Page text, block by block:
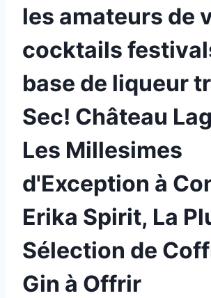
les amateurs de
cocktails
base de liqueur
Sec! Château
Les Millesimes
d'Exception à
Erika Spirit, La
Sélection de
Gin à Offrir